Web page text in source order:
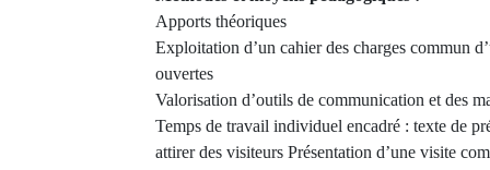
Apports théoriques
Exploitation d’un cahier des charges commun
ouvertes
Valorisation d’outils de communication et des
Temps de travail individuel encadré : texte de
attirer des visiteurs Présentation d’une visite